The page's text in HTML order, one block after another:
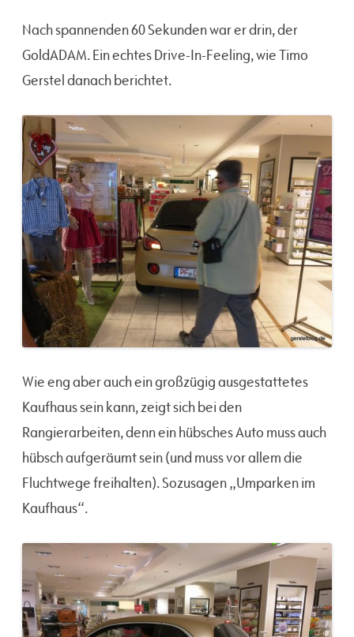
Nach spannenden 60 Sekunden war er drin, der
GoldADAM. Ein echtes Drive-In-Feeling, wie Timo
Gerstel danach berichtet.
Wie eng aber auch ein großzügig ausgestattetes
Kaufhaus sein kann, zeigt sich bei den
Rangierarbeiten, denn ein hübsches Auto muss auch
hübsch aufgeräumt sein (und muss vor allem die
Fluchtwege freihalten). Sozusagen „Umparken im
Kaufhaus“.